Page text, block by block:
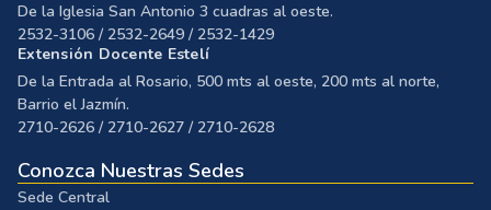
De la Iglesia San Antonio 3 cuadras al oeste.
2532-3106 / 2532-2649 / 2532-1429
Extensión Docente Estelí
De la Entrada al Rosario, 500 mts al oeste, 200 mts al norte,
Barrio el Jazmín.
2710-2626 / 2710-2627 / 2710-2628
Conozca Nuestras Sedes
Sede Central